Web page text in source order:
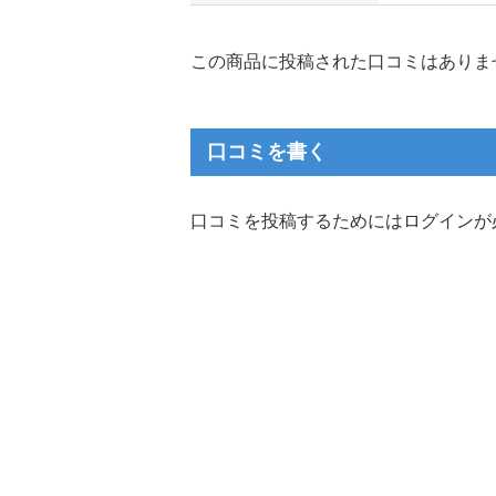
この商品に投稿された口コミはありま
口コミを書く
口コミを投稿するためにはログインが